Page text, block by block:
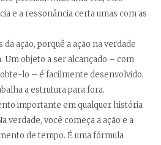
e a ressonância certa umas com as
ação, porquê a ação na verdade
Um objeto a ser alcançado – com
lo – é facilmente desenvolvido,
a estrutura para fora.
importante em qualquer história
verdade, você começa a ação e a
de tempo. É uma fórmula